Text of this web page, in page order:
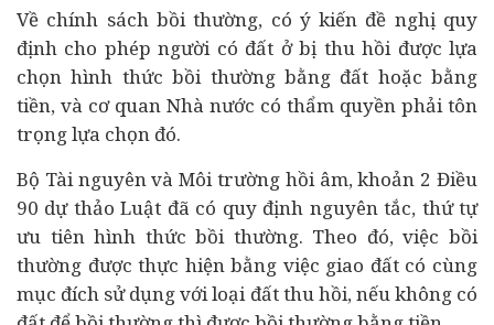
Về chính sách bồi thường, có ý kiến đề nghị quy
định cho phép người có đất ở bị thu hồi được lựa
chọn hình thức bồi thường bằng đất hoặc bằng
tiền, và cơ quan Nhà nước có thẩm quyền phải tôn
trọng lựa chọn đó.
Bộ Tài nguyên và Môi trường hồi âm, khoản 2 Điều
90 dự thảo Luật đã có quy định nguyên tắc, thứ tự
ưu tiên hình thức bồi thường. Theo đó, việc bồi
thường được thực hiện bằng việc giao đất có cùng
mục đích sử dụng với loại đất thu hồi, nếu không có